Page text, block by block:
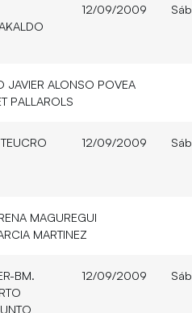
12/09/2009
JAVIER ALONSO POVEA
PALLAROLS
12/09/2009
MAGUREGUI
MARTINEZ
BM.
12/09/2009